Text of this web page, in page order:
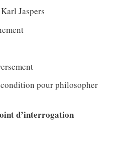
Jaspers
pour philosopher
d’interrogation